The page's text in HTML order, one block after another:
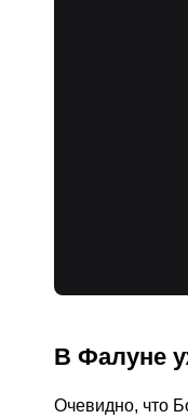
В Фалуне
Очевидно, что